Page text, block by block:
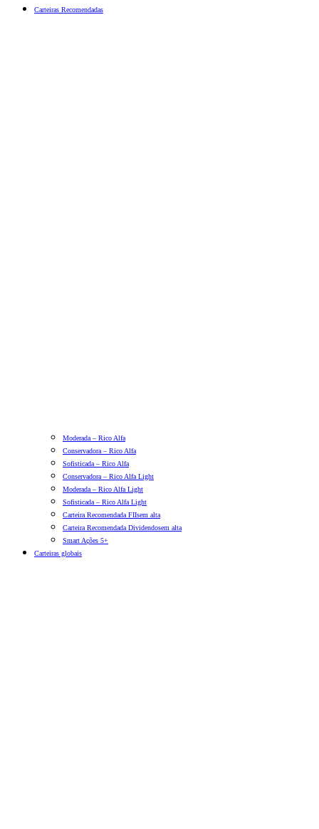
Carteiras Recomendadas
Moderada – Rico Alfa
Conservadora – Rico Alfa
Sofisticada – Rico Alfa
Conservadora – Rico Alfa Light
Moderada – Rico Alfa Light
Sofisticada – Rico Alfa Light
Carteira Recomendada FIIsem alta
Carteira Recomendada Dividendosem alta
Smart Ações 5+
Carteiras globais